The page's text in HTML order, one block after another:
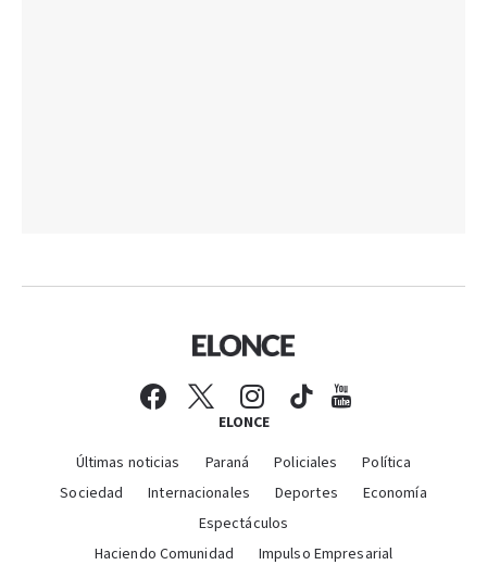
ELONCE
Últimas noticias Paraná Policiales
Política
Sociedad
Internacionales Deportes
Economía
Espectáculos
Haciendo Comunidad
Impulso Empresarial